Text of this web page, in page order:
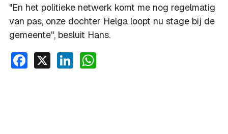
"En het politieke netwerk komt me nog regelmatig
van pas, onze dochter Helga loopt nu stage bij de
gemeente", besluit Hans.
Facebook
X LinkedIn